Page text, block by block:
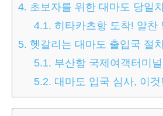
4. 초보자를 위한 대마도 당일
4.1. 히타카츠항 도착! 알찬
5. 헷갈리는 대마도 출입국 절
5.1. 부산항 국제여객터미
5.2. 대마도 입국 심사, 이